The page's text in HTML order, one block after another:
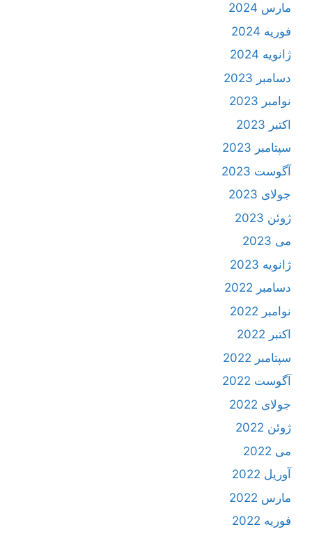
مارس 2024
فوریه 2024
ژانویه 2024
دسامبر 2023
نوامبر 2023
اکتبر 2023
سپتامبر 2023
آگوست 2023
جولای 2023
ژوئن 2023
می 2023
ژانویه 2023
دسامبر 2022
نوامبر 2022
اکتبر 2022
سپتامبر 2022
آگوست 2022
جولای 2022
ژوئن 2022
می 2022
آوریل 2022
مارس 2022
فوریه 2022